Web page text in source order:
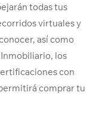
todas tus
virtuales y
así como
los
con
comprar tu